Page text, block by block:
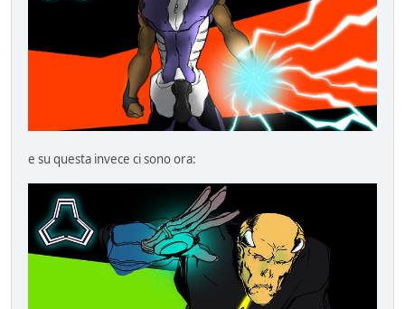
e su questa invece ci sono ora: